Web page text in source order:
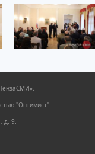
"Оптимист".
д. 9.